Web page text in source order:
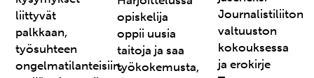
liittyvät
palkkaan,
työsuhteen
ongelmatilanteisiin,
opiskelija
oppii uusia
taitoja ja saa
työkokemusta,
Journalistiliiton
valtuuston
kokouksessa
ja erokirje